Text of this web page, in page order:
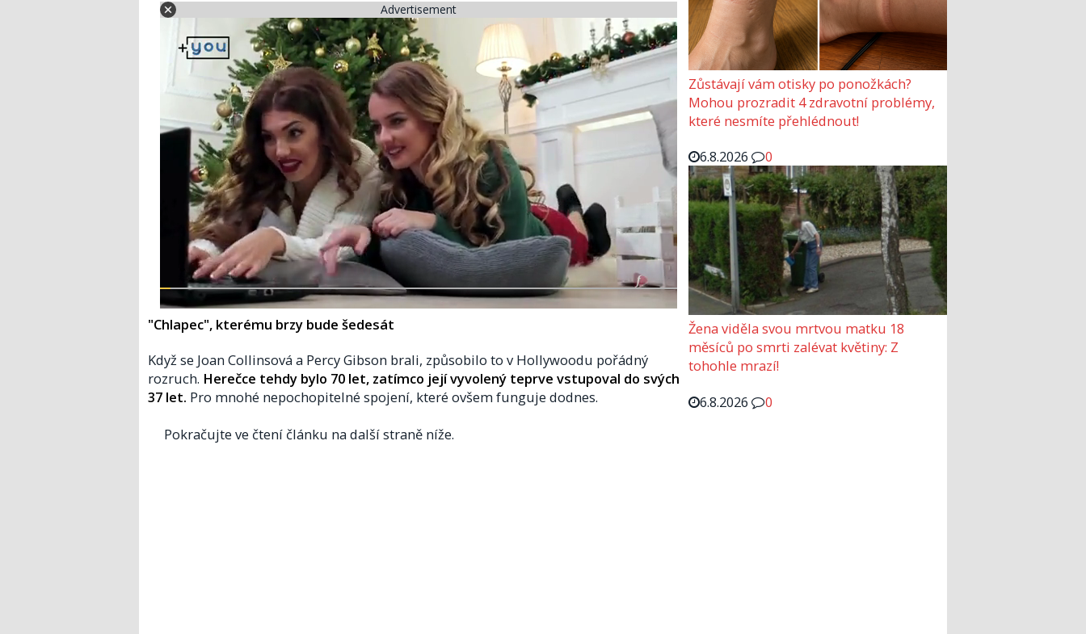
Advertisement
"Chlapec", kterému brzy bude šedesát
Když se Joan Collinsová a Percy Gibson brali, způsobilo to v Hollywoodu pořádný
rozruch. Herečce tehdy bylo 70 let, zatímco její vyvolený teprve vstupoval do svých
37 let. Pro mnohé nepochopitelné spojení, které ovšem funguje dodnes.
Pokračujte ve čtení článku na další straně níže.
Zůstávají vám otisky po ponožkách?
Mohou prozradit 4 zdravotní problémy,
které nesmíte přehlédnout!
6.8.2026
0
Žena viděla svou mrtvou matku 18
měsíců po smrti zalévat květiny: Z
tohohle mrazí!
6.8.2026
0